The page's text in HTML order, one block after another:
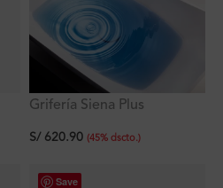
Grifería Siena Plus
S/620.90 (45% dscto.)
Save